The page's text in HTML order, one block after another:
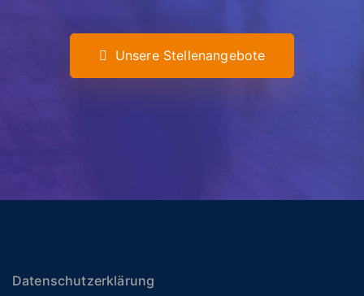
Unsere Stellenangebote
Datenschutzerklärung